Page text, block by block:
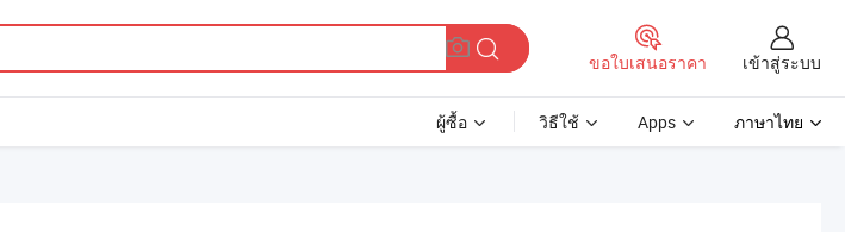
ขอใบเสนอราคา เข้าสู่ระบบ
ผู้ซื้อ วิธีใช้ Apps ภาษาไทย